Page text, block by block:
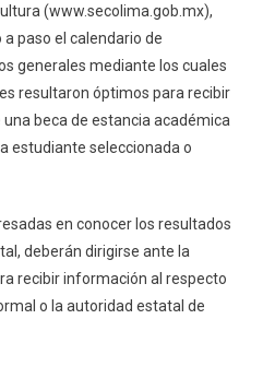
(www.secolima.gob.mx),
paso el calendario de
generales mediante los cuales
resultaron óptimos para recibir
beca de estancia académica
estudiante seleccionada o
en conocer los resultados
deberán dirigirse ante la
recibir información al respecto
o la autoridad estatal de